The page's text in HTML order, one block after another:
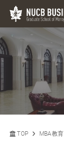
TOP MBA教育